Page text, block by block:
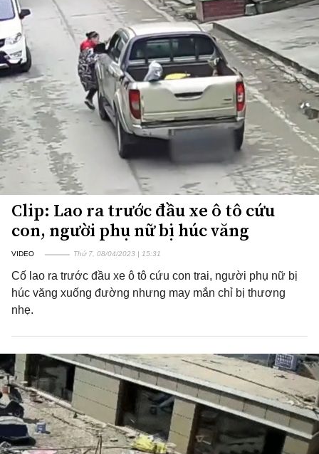
Clip: Lao ra trước đầu xe ô tô cứu
con, người phụ nữ bị húc văng
VIDEO Thứ 7, 08/04/2023 | 15:31
Cố lao ra trước đầu xe ô tô cứu con trai, người phụ nữ bị
húc văng xuống đường nhưng may mắn chỉ bị thương
nhẹ.